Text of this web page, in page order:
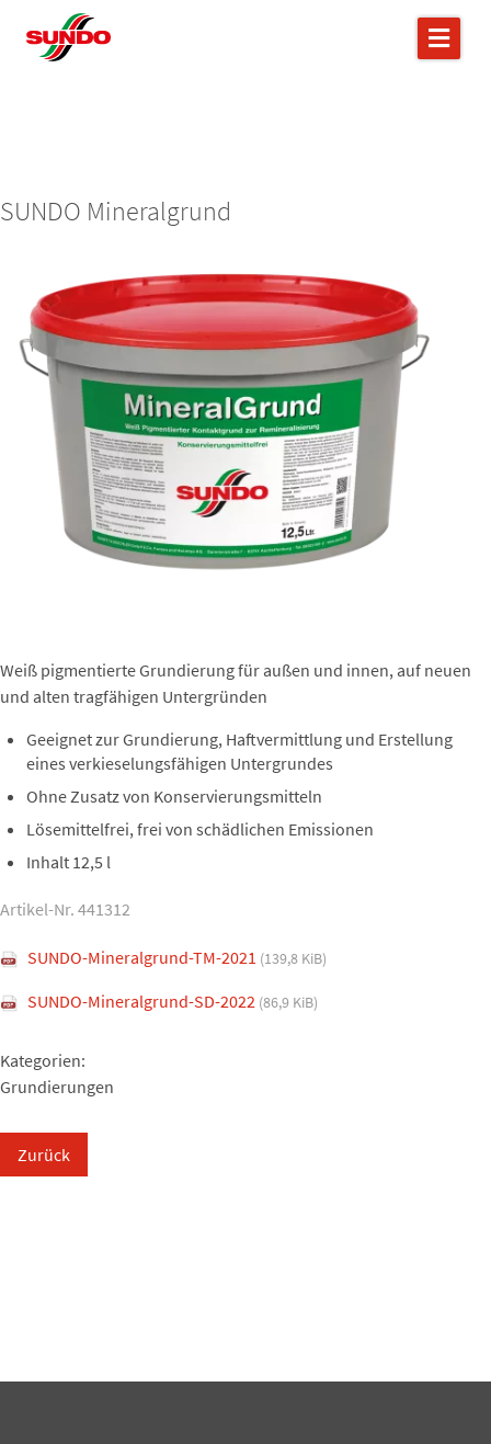
SUNDO Mineralgrund
Weiß pigmentierte Grundierung für außen und innen, auf neuen
und alten tragfähigen Untergründen
Geeignet zur Grundierung, Haftvermittlung und Erstellung
eines verkieselungsfähigen Untergrundes
Ohne Zusatz von Konservierungsmitteln
Lösemittelfrei, frei von schädlichen Emissionen
Inhalt 12,5 l
Artikel-Nr. 441312
SUNDO-Mineralgrund-TM-2021 (139,8 KiB)
SUNDO-Mineralgrund-SD-2022 (86,9 KiB)
Kategorien:
Grundierungen
Zurück